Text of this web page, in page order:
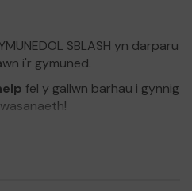
SBLASH yn darparu
i'r gymuned.
fel y gallwn barhau i gynnig